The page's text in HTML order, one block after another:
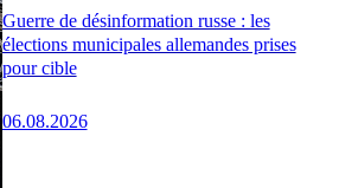
Guerre de désinformation russe : les
élections municipales allemandes prises
pour cible
06.08.2026